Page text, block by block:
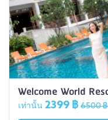
Welcome World
เท่านั้น 2399 ฿ 6500 ฿